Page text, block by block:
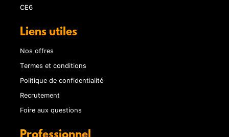
CE6
Liens utiles
Nos offres
Termes et conditions
Politique de confidentialité
Recrutement
Foire aux questions